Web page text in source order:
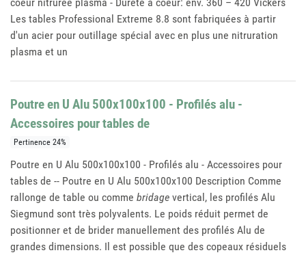
Les tables Professional Extreme 8.8 sont fabriquées à partir
d'un acier pour outillage spécial avec en plus une nitruration
plasma et un
Poutre en U Alu 500x100x100 - Profilés alu -
Accessoires pour tables de
Pertinence 24%
Poutre en U Alu 500x100x100 - Profilés alu - Accessoires pour
tables de -- Poutre en U Alu 500x100x100 Description Comme
rallonge de table ou comme bridage vertical, les profilés Alu
Siegmund sont très polyvalents. Le poids réduit permet de
positionner et de brider manuellement des profilés Alu de
grandes dimensions. Il est possible que des copeaux résiduels